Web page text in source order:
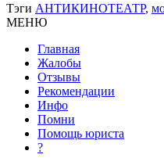
Тэги АНТИКИНОТЕАТР,
МЕНЮ
Главная
Жалобы
Отзывы
Рекомендации
Инфо
Помни
Помощь юриста
?